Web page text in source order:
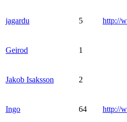
jagardu 5 http://
Geirod 1
Jakob Isaksson 2
Ingo 64 http://